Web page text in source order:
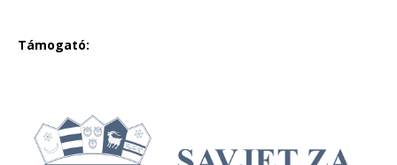
Támogató: